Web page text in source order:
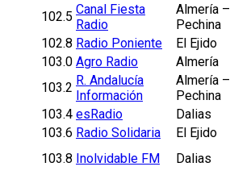
102.5 Canal Fiesta
Radio
Almería –
Pechina
102.8 Radio Poniente
El Ejido
103.0 Agro Radio
Almería
103.2 R. Andalucía
Información
Almería –
Pechina
103.4 esRadio Dalias
103.6 Radio Solidaria El Ejido
103.8 Inolvidable FM Dalias